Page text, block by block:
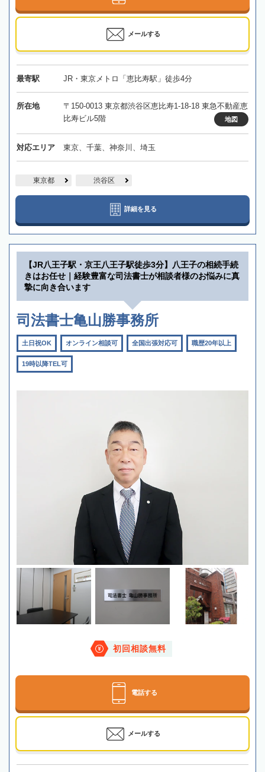
メールする
最寄駅 JR・東京メトロ「恵比寿駅」徒歩4分
所在地
〒150-0013 東京都渋谷区恵比寿1-18-18 東急不動産恵
比寿ビル5階
地図
対応エリア 東京、千葉、神奈川、埼玉
東京都 渋谷区
詳細を見る
【JR八王子駅・京王八王子駅徒歩3分】八王子の相続手続
きはお任せ｜経験豊富な司法書士が相談者様のお悩みに真
摯に向き合います
司法書士亀山勝事務所
土日祝OK オンライン相談可 全国出張対応可 職歴20年以上
19時以降TEL可
初回相談無料
電話する
メールする